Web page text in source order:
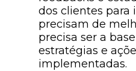
dos clientes para
precisam de
precisa ser a
estratégias e
implementadas.